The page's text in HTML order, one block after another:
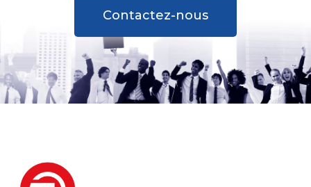
Contactez-nous